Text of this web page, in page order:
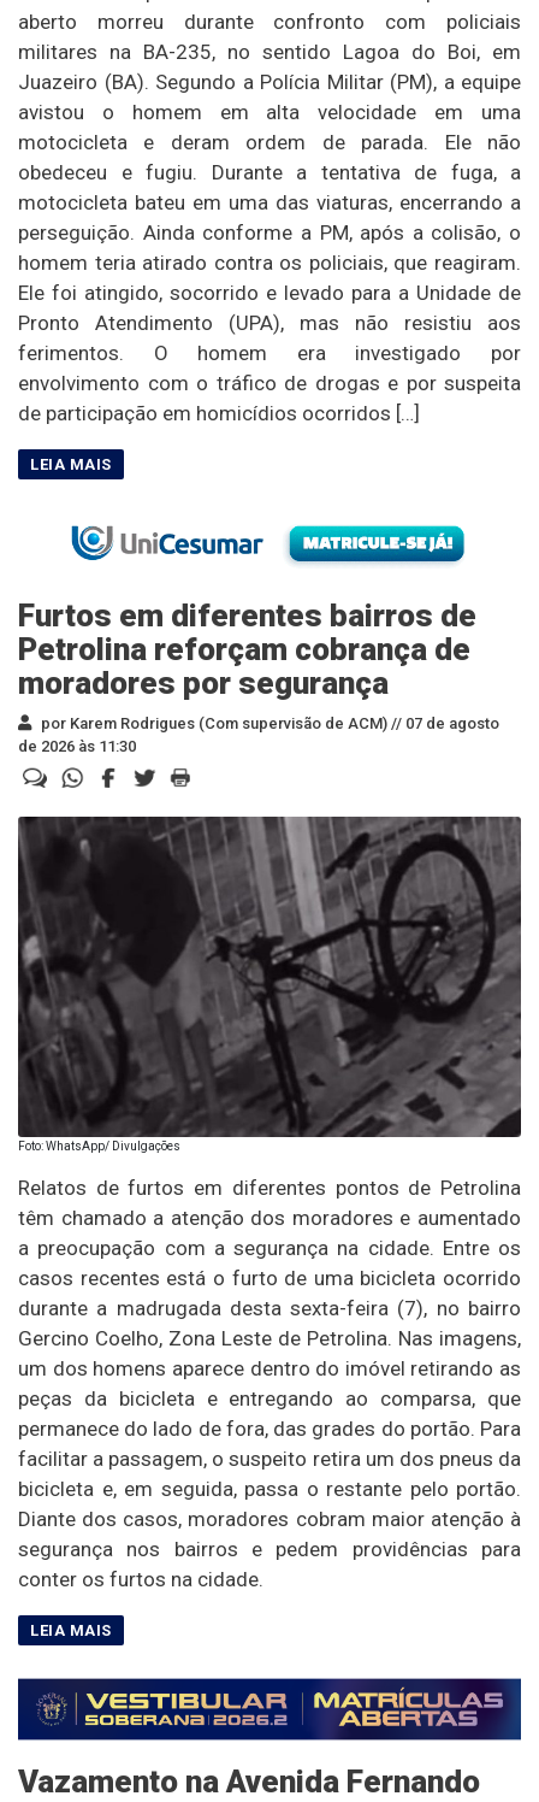
aberto morreu durante confronto com policiais
militares na BA-235, no sentido Lagoa do Boi, em
Juazeiro (BA). Segundo a Polícia Militar (PM), a equipe
avistou o homem em alta velocidade em uma
motocicleta e deram ordem de parada. Ele não
obedeceu e fugiu. Durante a tentativa de fuga, a
motocicleta bateu em uma das viaturas, encerrando a
perseguição. Ainda conforme a PM, após a colisão, o
homem teria atirado contra os policiais, que reagiram.
Ele foi atingido, socorrido e levado para a Unidade de
Pronto Atendimento (UPA), mas não resistiu aos
ferimentos. O homem era investigado por
envolvimento com o tráfico de drogas e por suspeita
de participação em homicídios ocorridos […]
Furtos em diferentes bairros de
Petrolina reforçam cobrança de
moradores por segurança
por Karem Rodrigues (Com supervisão de ACM) // 07 de agosto
de 2026 às 11:30
Foto: WhatsApp/ Divulgações
Relatos de furtos em diferentes pontos de Petrolina
têm chamado a atenção dos moradores e aumentado
a preocupação com a segurança na cidade. Entre os
casos recentes está o furto de uma bicicleta ocorrido
durante a madrugada desta sexta-feira (7), no bairro
Gercino Coelho, Zona Leste de Petrolina. Nas imagens,
um dos homens aparece dentro do imóvel retirando as
peças da bicicleta e entregando ao comparsa, que
permanece do lado de fora, das grades do portão. Para
facilitar a passagem, o suspeito retira um dos pneus da
bicicleta e, em seguida, passa o restante pelo portão.
Diante dos casos, moradores cobram maior atenção à
segurança nos bairros e pedem providências para
conter os furtos na cidade.
Vazamento na Avenida Fernando